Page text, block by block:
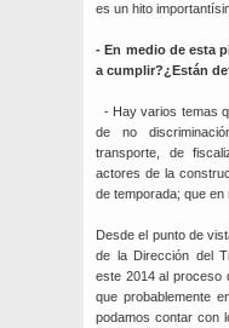
es un hito
- En medio de esta
a cumplir?¿Están
- Hay varios temas
de no
transporte, de
actores de la
de temporada; que
Desde el punto de
de la Dirección del
este 2014 al proceso
que probablemente
podamos contar con